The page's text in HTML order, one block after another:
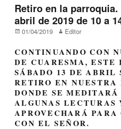
Retiro en la parroquia.
abril de 2019 de 10 a
Publicado
01/04/2019 AutorEditor
CONTINUANDO CON
DE CUARESMA, ESTE
SÁBADO 13 DE ABRIL
RETIRO EN NUESTRA
DONDE SE MEDITARÁ
ALGUNAS LECTURAS
APROVECHARÁ PARA
CON EL SEÑOR.